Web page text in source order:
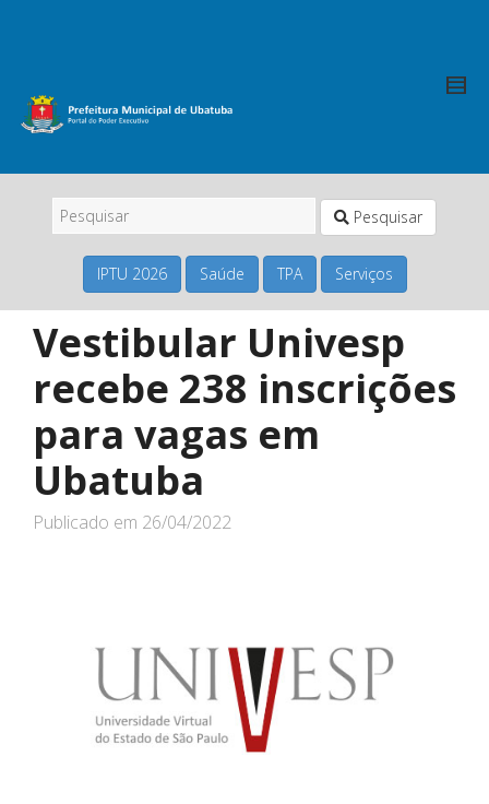
Pesquisar
IPTU 2026 Saúde TPA Serviços
Vestibular Univesp
recebe 238 inscrições
para vagas em
Ubatuba
Publicado em 26/04/2022